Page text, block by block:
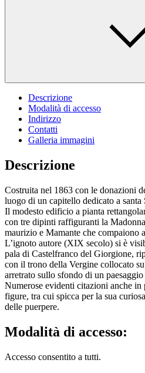
Descrizione
Modalità di accesso
Indirizzo
Contatti
Galleria immagini
Descrizione
Costruita nel 1863 con le donazioni
luogo di un capitello dedicato a
Il modesto edificio a pianta
con tre dipinti raffiguranti la
maurizio e Mamante che compaiono
L’ignoto autore (XIX secolo) si è
pala di Castelfranco del Giorgione,
con il trono della Vergine collocato
arretrato sullo sfondo di un
Numerose evidenti citazioni anche in
figure, tra cui spicca per la sua
delle puerpere.
Modalità di accesso:
Accesso consentito a tutti.